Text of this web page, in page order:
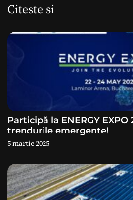
r
e
a
r
t
i
c
Citeste si
Participă la ENERGY EXPO
trendurile emergente!
5 martie 2025